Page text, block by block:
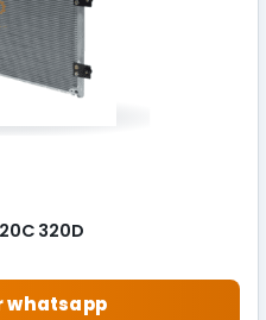
320D
whatsapp